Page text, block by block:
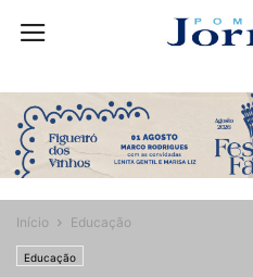
Início Educação
Educação